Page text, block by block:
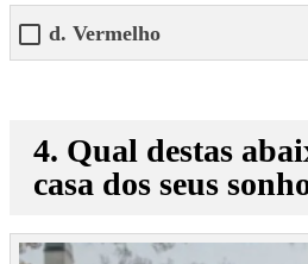
d. Vermelho
4. Qual destas
casa dos seus